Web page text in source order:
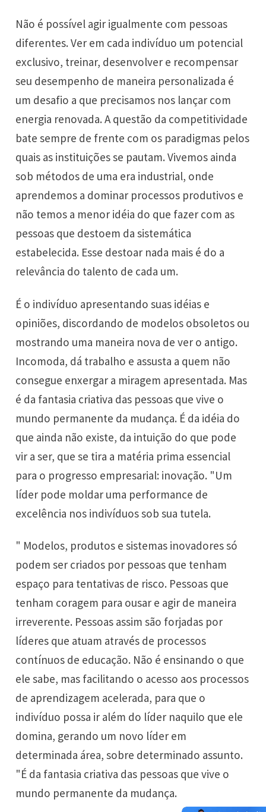
Não é possível agir igualmente com pessoas
diferentes. Ver em cada indivíduo um potencial
exclusivo, treinar, desenvolver e recompensar
seu desempenho de maneira personalizada é
um desafio a que precisamos nos lançar com
energia renovada. A questão da competitividade
bate sempre de frente com os paradigmas pelos
quais as instituições se pautam. Vivemos ainda
sob métodos de uma era industrial, onde
aprendemos a dominar processos produtivos e
não temos a menor idéia do que fazer com as
pessoas que destoem da sistemática
estabelecida. Esse destoar nada mais é do a
relevância do talento de cada um.
É o indivíduo apresentando suas idéias e
opiniões, discordando de modelos obsoletos ou
mostrando uma maneira nova de ver o antigo.
Incomoda, dá trabalho e assusta a quem não
consegue enxergar a miragem apresentada. Mas
é da fantasia criativa das pessoas que vive o
mundo permanente da mudança. É da idéia do
que ainda não existe, da intuição do que pode
vir a ser, que se tira a matéria prima essencial
para o progresso empresarial: inovação. "Um
líder pode moldar uma performance de
excelência nos indivíduos sob sua tutela.
" Modelos, produtos e sistemas inovadores só
podem ser criados por pessoas que tenham
espaço para tentativas de risco. Pessoas que
tenham coragem para ousar e agir de maneira
irreverente. Pessoas assim são forjadas por
líderes que atuam através de processos
contínuos de educação. Não é ensinando o que
ele sabe, mas facilitando o acesso aos processos
de aprendizagem acelerada, para que o
indivíduo possa ir além do líder naquilo que ele
domina, gerando um novo líder em
determinada área, sobre determinado assunto.
"É da fantasia criativa das pessoas que vive o
mundo permanente da mudança.